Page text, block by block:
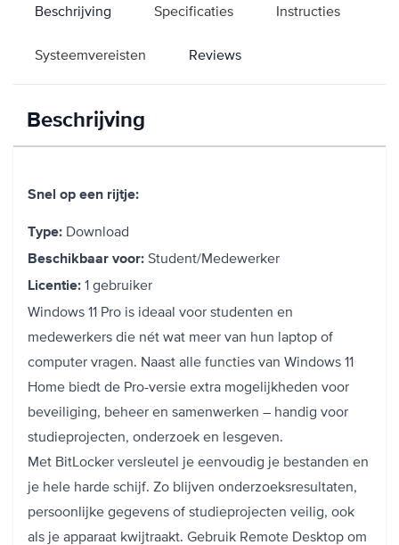
Beschrijving Specificaties Instructies
Systeemvereisten Reviews
Beschrijving
Snel op een rijtje:
Type: Download
Beschikbaar voor: Student/Medewerker
Licentie: 1 gebruiker
Windows 11 Pro is ideaal voor studenten en
medewerkers die nét wat meer van hun laptop of
computer vragen. Naast alle functies van Windows 11
Home biedt de Pro-versie extra mogelijkheden voor
beveiliging, beheer en samenwerken – handig voor
studieprojecten, onderzoek en lesgeven.
Met BitLocker versleutel je eenvoudig je bestanden en
je hele harde schijf. Zo blijven onderzoeksresultaten,
persoonlijke gegevens of studieprojecten veilig, ook
als je apparaat kwijtraakt. Gebruik Remote Desktop om